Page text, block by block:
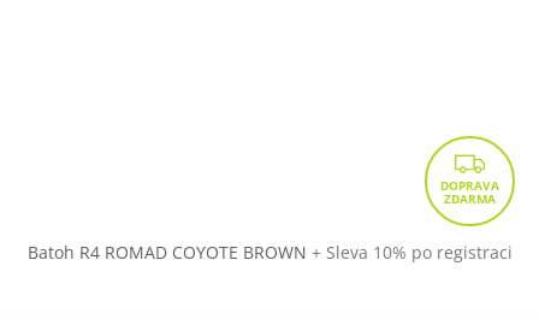
Z
D
A
R
Batoh R4 ROMAD COYOTE BROWN + Sleva 10% po registraci